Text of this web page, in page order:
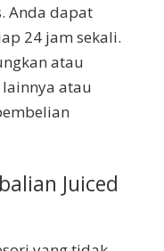
Anda dapat
24 jam sekali.
atau
atau
Juiced